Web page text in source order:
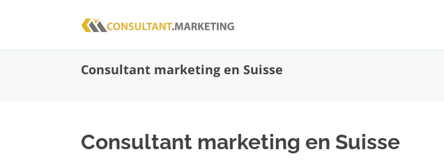
Consultant marketing en Suisse
Consultant marketing en Suisse